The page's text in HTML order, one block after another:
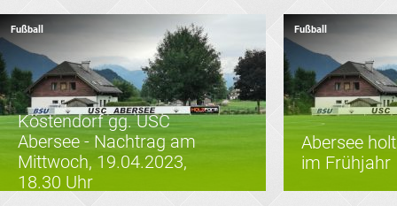
Fußball
Köstendorf gg. USC
Abersee - Nachtrag am
Mittwoch, 19.04.2023,
18.30 Uhr
Fußball
Abersee
im Frühjahr